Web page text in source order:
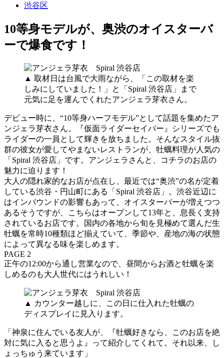
渋谷区
10等身モデルが、奥渋のオイスターバ
ーで爆食です！
▲ 取材日は台風で大雨ながら、「この取材を楽
しみにしていました！」と「Spiral 渋谷店」まで
元気に足を運んでくれたアンジェラ芽衣さん。
デビュー時に、“10等身ハーフモデル”として話題を集めたア
ンジェラ芽衣さん。『仮面ライダーセイバー』シリーズでも
ライダーの一員として輝きを放ちました。そんなスタイル抜
群の彼女が愛してやまないレストランが、牡蠣料理が人気の
「Spiral 渋谷店」です。アンジェラさんと、コチラのお店の
魅力に迫ります！
大人の隠れ家的なお店が点在し、最近では“奥渋”の名が定着
している渋谷・円山町にある「Spiral 渋谷店」。渋谷近辺に
はインバウンドの影響もあって、オイスターバーが増えつつ
あるそうですが、こちらはオープンして13年と、息長く支持
されているお店です。国内の各地から旬を見極めて選んだ生
牡蠣を常時10種類ほど揃えていて、季節や、産地の海の状態
によって異なる味を楽しめます。
PAGE 2
正午の12:00から通し営業なので、昼間からお酒と牡蠣を楽
しめるのも大人世代にはうれしい！
▲ カウンター越しに、この日に仕入れた牡蠣の
ディスプレイに見入ります。
「神泉に住んでいる友人が、『牡蠣好きなら、このお店を絶
対に気に入ると思うよ』って紹介してくれて。それ以来、し
ょっちゅう来ています」